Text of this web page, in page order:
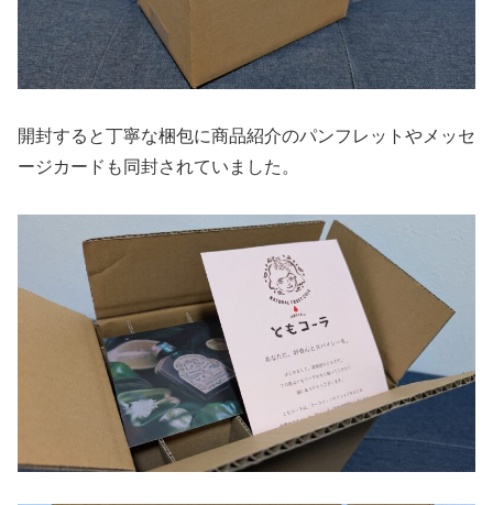
開封すると丁寧な梱包に商品紹介のパンフレットやメッセ
ージカードも同封されていました。